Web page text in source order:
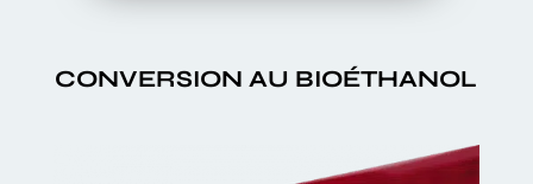
CONVERSION AU BIOÉTHANOL